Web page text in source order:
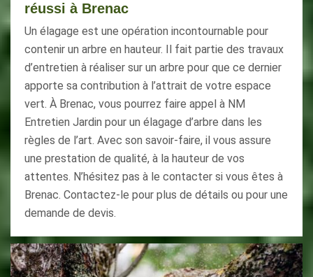
réussi à Brenac
Un élagage est une opération incontournable pour
contenir un arbre en hauteur. Il fait partie des travaux
d’entretien à réaliser sur un arbre pour que ce dernier
apporte sa contribution à l’attrait de votre espace
vert. À Brenac, vous pourrez faire appel à NM
Entretien Jardin pour un élagage d’arbre dans les
règles de l’art. Avec son savoir-faire, il vous assure
une prestation de qualité, à la hauteur de vos
attentes. N’hésitez pas à le contacter si vous êtes à
Brenac. Contactez-le pour plus de détails ou pour une
demande de devis.